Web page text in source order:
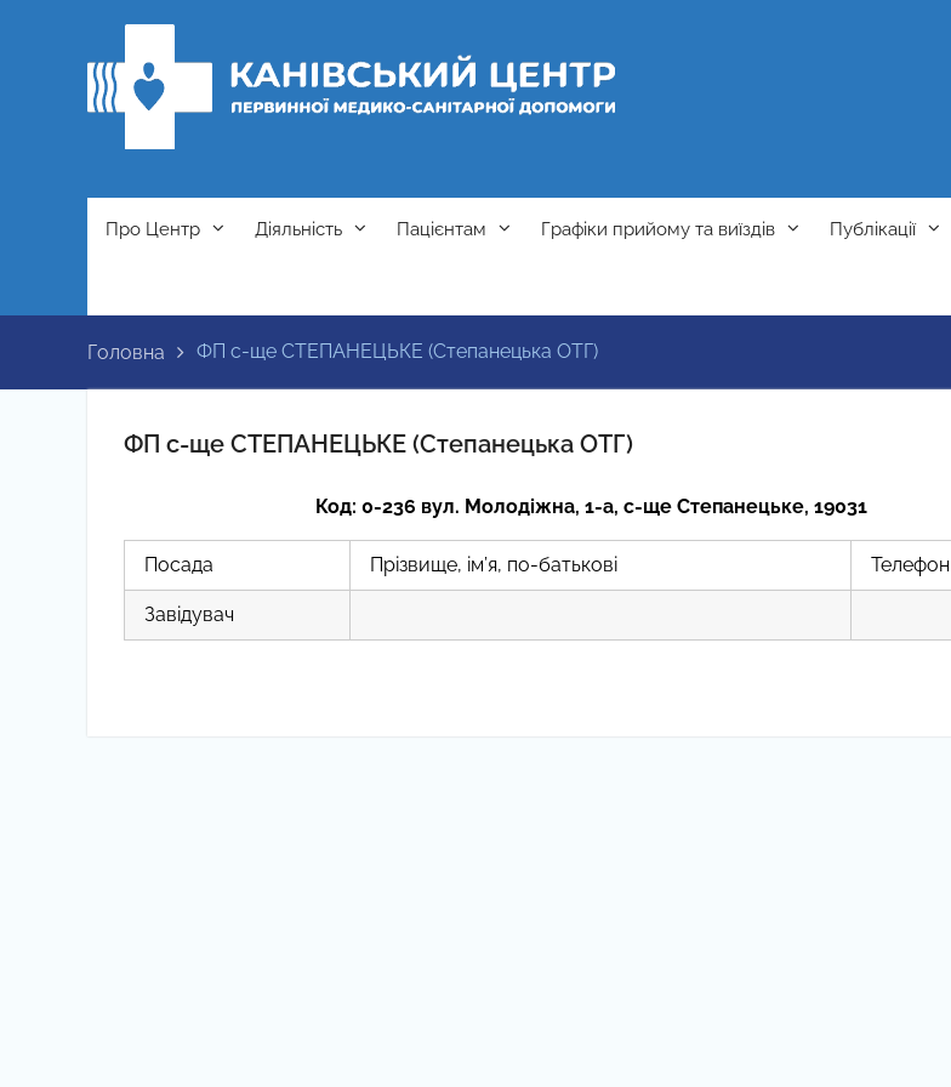
Про Центр Діяльність Пацієнтам Графіки прийому та виїздів Публікації
Головна ФП с-ще СТЕПАНЕЦЬКЕ (Степанецька ОТГ)
ФП с-ще СТЕПАНЕЦЬКЕ (Степанецька ОТГ)
Код: 0-236 вул. Молодіжна, 1-а, с-ще Степанецьке, 19031
Посада Прізвище, ім’я, по-батькові Телефон
Завідувач